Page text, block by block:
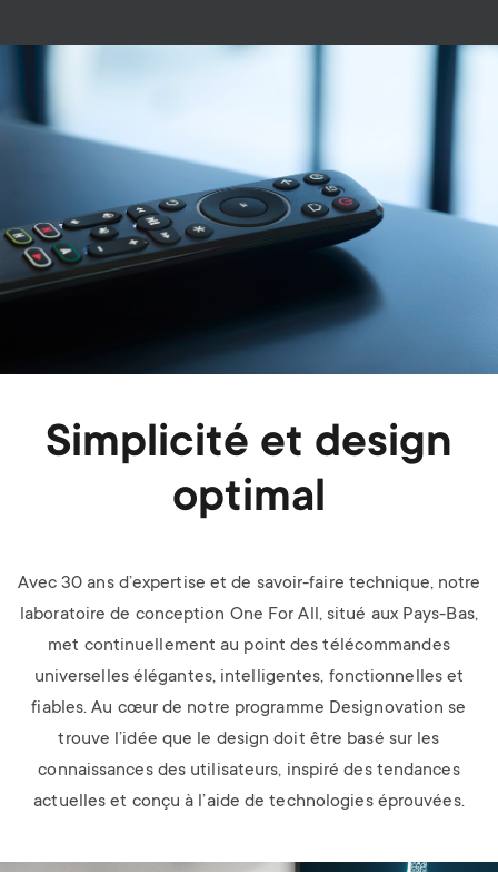
Simplicité et design
optimal
Avec 30 ans d’expertise et de savoir-faire technique, notre
laboratoire de conception One For All, situé aux Pays-Bas,
met continuellement au point des télécommandes
universelles élégantes, intelligentes, fonctionnelles et
fiables. Au cœur de notre programme Designovation se
trouve l’idée que le design doit être basé sur les
connaissances des utilisateurs, inspiré des tendances
actuelles et conçu à l’aide de technologies éprouvées.